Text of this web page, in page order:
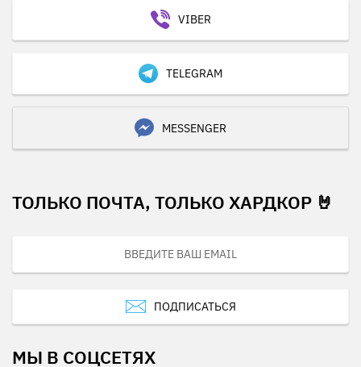
VIBER
TELEGRAM
MESSENGER
ТОЛЬКО ПОЧТА, ТОЛЬКО ХАРДКОР 🤘
ПОДПИСАТЬСЯ
МЫ В СОЦСЕТЯХ